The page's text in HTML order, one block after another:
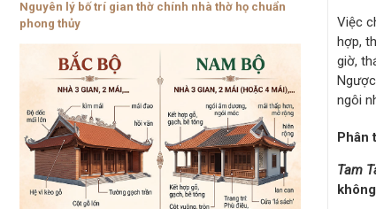
Việc
hợp,
giờ,
ngôi
Phân
Tam
Nguyên lý bố trí gian thờ chính nhà thờ họ chuẩn
phong thủy